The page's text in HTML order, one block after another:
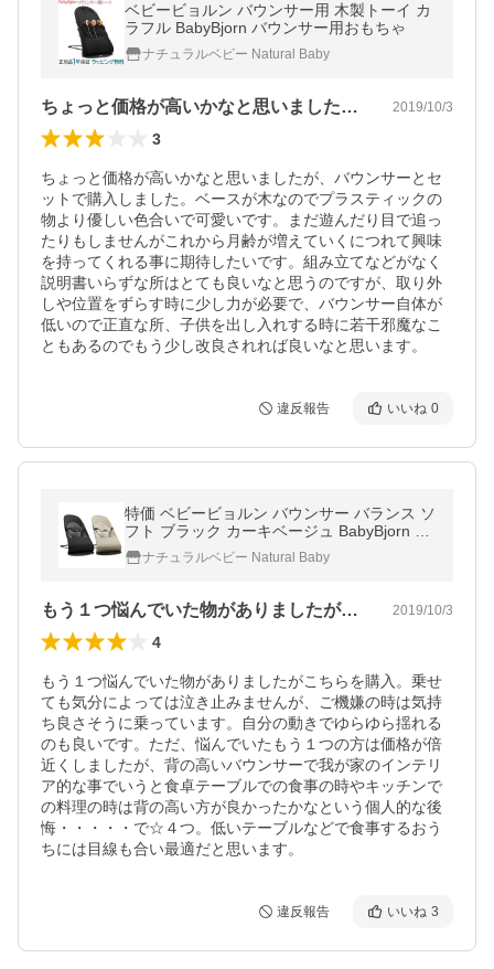
ベビービョルン バウンサー用 木製トーイ カ
ラフル BabyBjorn バウンサー用おもちゃ
ナチュラルベビー Natural Baby
ちょっと価格が高いかなと思いましたが、… 2019/10/3
3
ちょっと価格が高いかなと思いましたが、バウンサーとセ
ットで購入しました。ベースが木なのでプラスティックの
物より優しい色合いで可愛いです。まだ遊んだり目で追っ
たりもしませんがこれから月齢が増えていくにつれて興味
を持ってくれる事に期待したいです。組み立てなどがなく
説明書いらずな所はとても良いなと思うのですが、取り外
しや位置をずらす時に少し力が必要で、バウンサー自体が
低いので正直な所、子供を出し入れする時に若干邪魔なこ
ともあるのでもう少し改良されれば良いなと思います。
違反報告 いいね 0
特価 ベビービョルン バウンサー バランス ソ
フト ブラック カーキベージュ BabyBjorn コ
ットン
ナチュラルベビー Natural Baby
もう１つ悩んでいた物がありましたがこち… 2019/10/3
4
もう１つ悩んでいた物がありましたがこちらを購入。乗せ
ても気分によっては泣き止みませんが、ご機嫌の時は気持
ち良さそうに乗っています。自分の動きでゆらゆら揺れる
のも良いです。ただ、悩んでいたもう１つの方は価格が倍
近くしましたが、背の高いバウンサーで我が家のインテリ
ア的な事でいうと食卓テーブルでの食事の時やキッチンで
の料理の時は背の高い方が良かったかなという個人的な後
悔・・・・・で☆４つ。低いテーブルなどで食事するおう
ちには目線も合い最適だと思います。
違反報告 いいね 3